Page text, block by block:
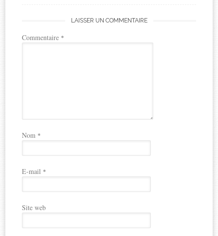
LAISSER UN COMMENTAIRE
Commentaire *
Nom *
E-mail *
Site web